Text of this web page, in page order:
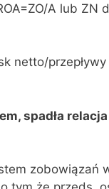
A lub ZN
netto/przepływy
spadła
zobowiązań